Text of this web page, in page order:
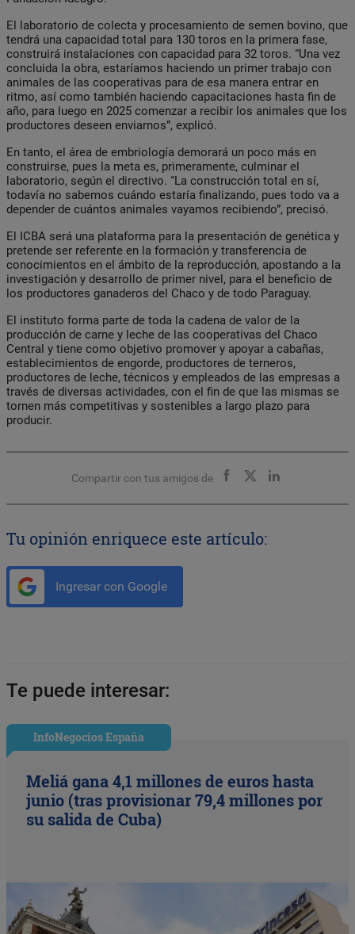
El laboratorio de colecta y procesamiento de semen bovino, que
tendrá una capacidad total para 130 toros en la primera fase,
construirá instalaciones con capacidad para 32 toros. “Una vez
concluida la obra, estaríamos haciendo un primer trabajo con
animales de las cooperativas para de esa manera entrar en
ritmo, así como también haciendo capacitaciones hasta fin de
año, para luego en 2025 comenzar a recibir los animales que los
productores deseen enviarnos”, explicó.
En tanto, el área de embriología demorará un poco más en
construirse, pues la meta es, primeramente, culminar el
laboratorio, según el directivo. “La construcción total en sí,
todavía no sabemos cuándo estaría finalizando, pues todo va a
depender de cuántos animales vayamos recibiendo”, precisó.
El ICBA será una plataforma para la presentación de genética y
pretende ser referente en la formación y transferencia de
conocimientos en el ámbito de la reproducción, apostando a la
investigación y desarrollo de primer nivel, para el beneficio de
los productores ganaderos del Chaco y de todo Paraguay.
El instituto forma parte de toda la cadena de valor de la
producción de carne y leche de las cooperativas del Chaco
Central y tiene como objetivo promover y apoyar a cabañas,
establecimientos de engorde, productores de terneros,
productores de leche, técnicos y empleados de las empresas a
través de diversas actividades, con el fin de que las mismas se
tornen más competitivas y sostenibles a largo plazo para
producir.
Compartir con tus amigos de
Tu opinión enriquece este artículo:
Ingresar con Google
Te puede interesar:
InfoNegocios España
Meliá gana 4,1 millones de euros hasta
junio (tras provisionar 79,4 millones por
su salida de Cuba)